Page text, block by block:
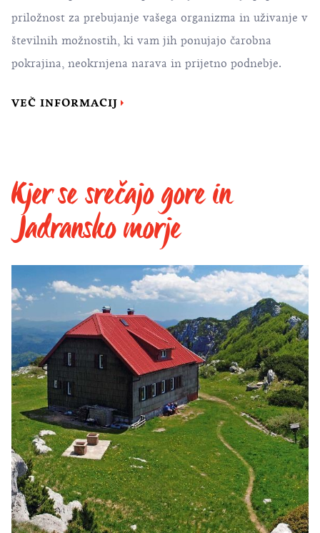
priložnost za prebujanje vašega organizma in uživanje v
številnih možnostih, ki vam jih ponujajo čarobna
pokrajina, neokrnjena narava in prijetno podnebje.
VEČ INFORMACIJ
Kjer se srečajo gore in
Jadransko morje